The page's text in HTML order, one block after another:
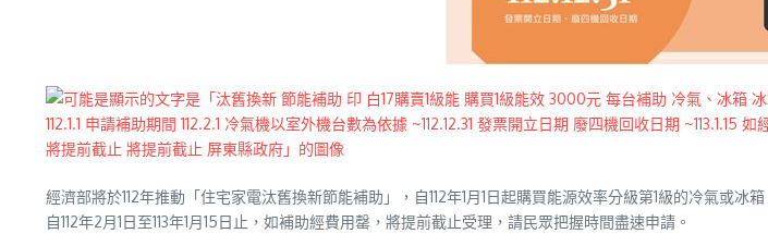
經濟部將於112年推動「住宅家電汰舊換新節能補助」，自112年1月1日起購買能源效率分級第1級的冷氣或
自112年2月1日至113年1月15日止，如補助經費用罄，將提前截止受理，請民眾把握時間盡速申請。